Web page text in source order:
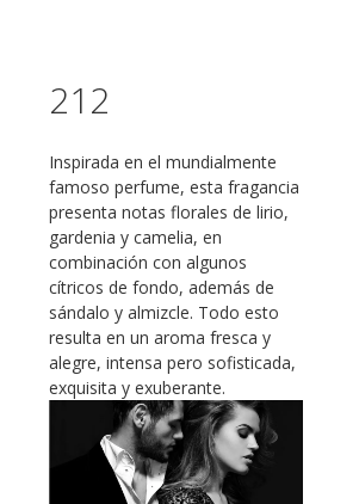
212
Inspirada en el mundialmente
famoso perfume, esta fragancia
presenta notas florales de lirio,
gardenia y camelia, en
combinación con algunos
cítricos de fondo, además de
sándalo y almizcle. Todo esto
resulta en un aroma fresca y
alegre, intensa pero sofisticada,
exquisita y exuberante.